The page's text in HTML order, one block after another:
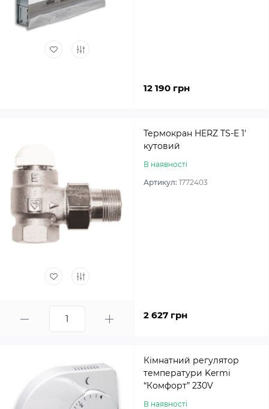
12 190 грн
Термокран HERZ TS-E 1′
кутовий
В наявності
Артикул: 1772403
2 627 грн
Кімнатний регулятор
температури Kermi
“Комфорт” 230V
В наявності